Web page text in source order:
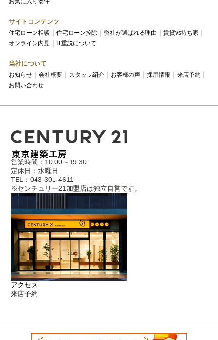
お気に入り物件
サイトコンテンツ
住宅ローン相談 住宅ローン控除 弊社が選ばれる理由
賃貸vs持ち家
オンライン内見
IT重説について
当社について
お知らせ 会社概要 スタッフ紹介 お客様の声 採用情報
来店予約
お問い合わせ
営業時間：10:00～19:30
定休日：水曜日
TEL：043-301-4611
※センチュリー21加盟店は独立自営です。
アクセス
来店予約